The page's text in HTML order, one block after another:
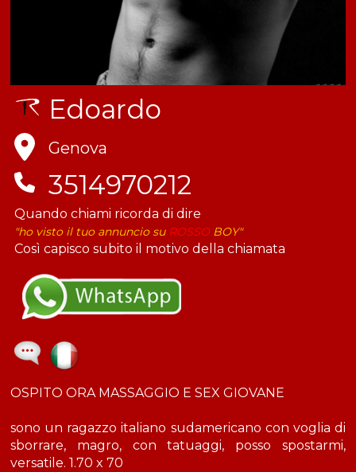
Edoardo
Genova
3514970212
Quando chiami ricorda di dire
"ho visto il tuo annuncio su ROSSO BOY"
Così capisco subito il motivo della chiamata
OSPITO ORA MASSAGGIO E SEX GIOVANE
sono un ragazzo italiano sudamericano con voglia di
sborrare, magro, con tatuaggi, posso spostarmi,
versatile. 1.70 x 70